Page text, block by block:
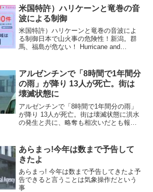
第３位の小麦生産国であり、主要な小麦
の輸出国として知られ...
米国特許）ハリケーンと竜巻の音
波による制御
米国特許）ハリケーンと竜巻の音波によ
る制御日本で山火事の危険性！新潟。群
馬、福島が危ない！ Hurricane and
るための方法が開示され...
アルゼンチンで「8時間で1年間分
の雨」が降り 13人が死亡。街は
壊滅状態に
アルゼンチンで「8時間で1年間分の雨」
が降り 13人が死亡。街は壊滅状態に洪水
の発生と共に、略奪も相次いだとも報じ
が非常に激しい豪雨に見舞われ、街が壊
滅状態となったこ...
あらまっ!今年は数まで予告して
きたよ
あらまっ! 今年は数まで予告してきたよ予
告できると言うことは気象操作だという
事